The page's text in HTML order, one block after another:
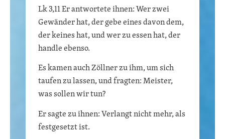
Lk 3,11 Er antwortete ihnen: Wer zwei
Gewänder hat, der gebe eines davon dem,
der keines hat, und wer zu essen hat, der
handle ebenso.
Es kamen auch Zöllner zu ihm, um sich
taufen zu lassen, und fragten: Meister,
was sollen wir tun?
Er sagte zu ihnen: Verlangt nicht mehr, als
festgesetzt ist.